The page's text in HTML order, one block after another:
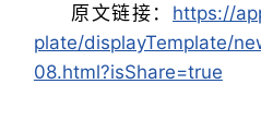
原文链接： https://
plate/displayTemplate/
08.html?isShare=true